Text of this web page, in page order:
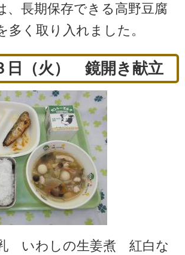
、長期保存できる高野豆腐
多く取り入れました。
日（火） 鏡開き献立
いわしの生姜煮 紅白な